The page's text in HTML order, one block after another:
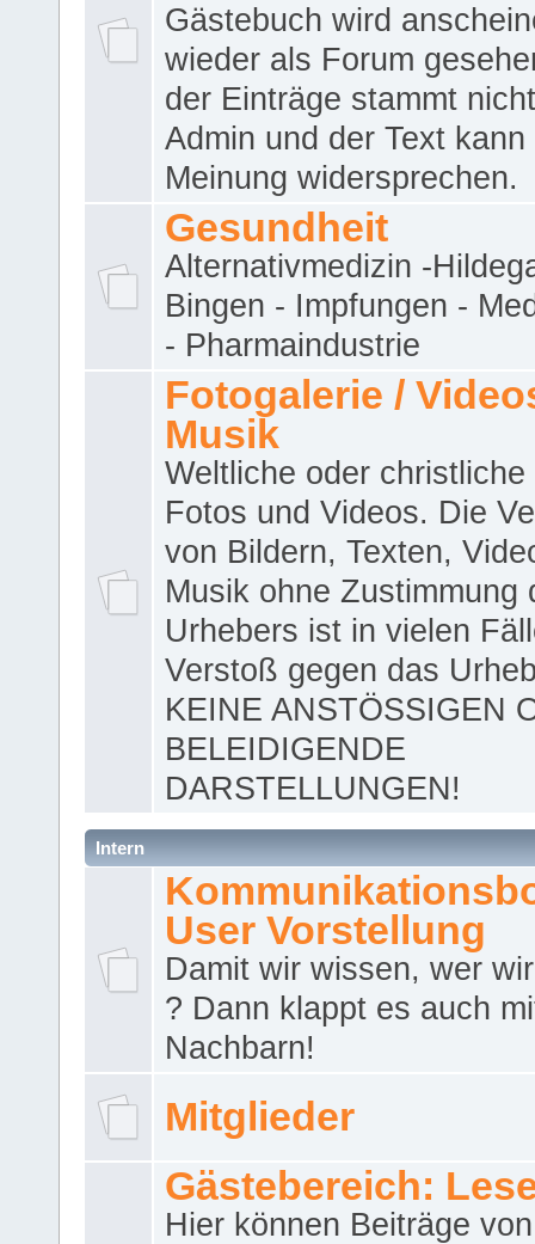
Gästebuch wird
wieder als Forum
der Einträge stammt
Admin und der Text kann
Meinung widersprechen.
Gesundheit
Alternativmedizin -
Bingen - Impfungen -
- Pharmaindustrie
Fotogalerie /
Musik
Weltliche oder christliche
Fotos und Videos. Die
von Bildern, Texten,
Musik ohne Zustimmung
Urhebers ist in vielen
Verstoß gegen das
KEINE ANSTÖSSIGEN
BELEIDIGENDE
DARSTELLUNGEN!
Intern
User Vorstellung
Damit wir wissen, wer
? Dann klappt es auch
Nachbarn!
Mitglieder
Gästebereich:
Hier können Beiträge